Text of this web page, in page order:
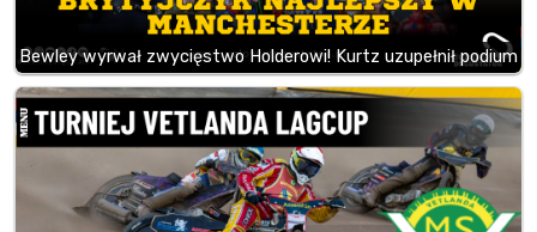
Bewley wyrwał zwycięstwo Holderowi! Kurtz uzupełnił podium